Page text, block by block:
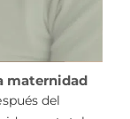
maternidad
del